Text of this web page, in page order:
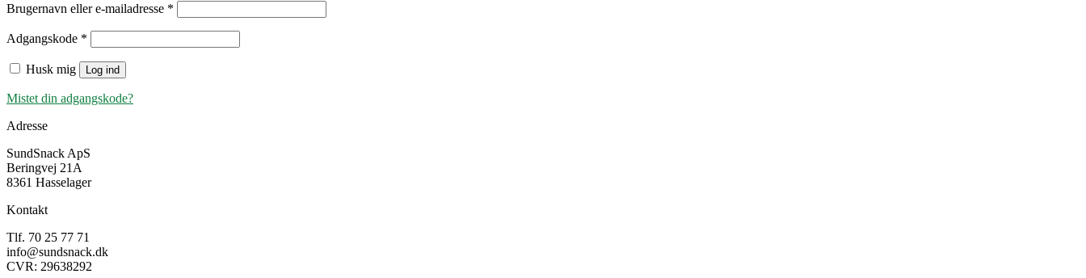
Brugernavn eller e-mailadresse *
Adgangskode *
Husk mig Log ind
Mistet din adgangskode?
Adresse
SundSnack ApS
Beringvej 21A
8361 Hasselager
Kontakt
Tlf. 70 25 77 71
info@sundsnack.dk
CVR: 29638292